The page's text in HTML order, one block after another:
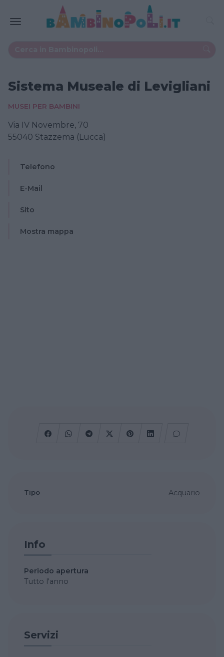
Sistema Museale di Levigliani
MUSEI PER BAMBINI
Via IV Novembre, 70
55040 Stazzema (Lucca)
Telefono
E-Mail
Sito
Mostra mappa
Tipo Acquario
Info
Periodo apertura
Tutto l'anno
Servizi